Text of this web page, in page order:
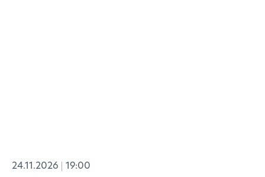
24.11.2026 19:00